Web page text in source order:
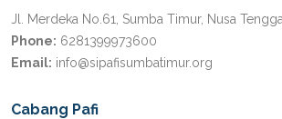
Jl. Merdeka No.61, Sumba Timur, Nusa
Phone: 6281399973600
Email: info@sipafisumbatimur.org
Cabang Pafi